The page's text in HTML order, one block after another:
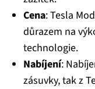
Cena: Tesla
důrazem na
technologie.
Nabíjení:
zásuvky, tak z